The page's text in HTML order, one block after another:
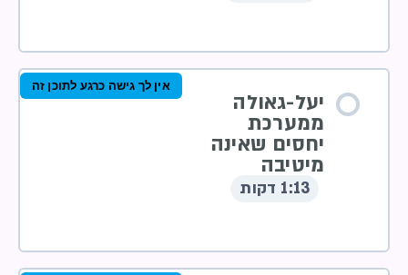
יעל-גאולה
ממערכת
יחסים שאינה
מיטיבה
1:13 דקות
אין לך גישה כרגע לתוכן זה